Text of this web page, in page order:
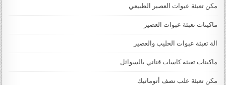
مكن تعبئة عبوات العصير الطبيعي
ماكينات تعبئة عبوات العصير
الة تعبئة عبوات الحليب والعصير
ماكينات تعبئة كاسات قناني بالسوائل
مكن تعبئة علب نصف أتوماتيك